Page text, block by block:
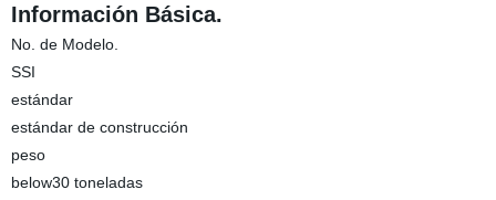
Información Básica.
No. de Modelo.
SSI
estándar
estándar de construcción
peso
below30 toneladas